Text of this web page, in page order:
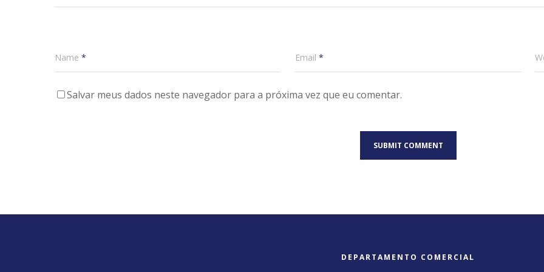
Name * Email *
Salvar meus dados neste navegador para a próxima vez que eu comentar.
DEPARTAMENTO COMERCIAL